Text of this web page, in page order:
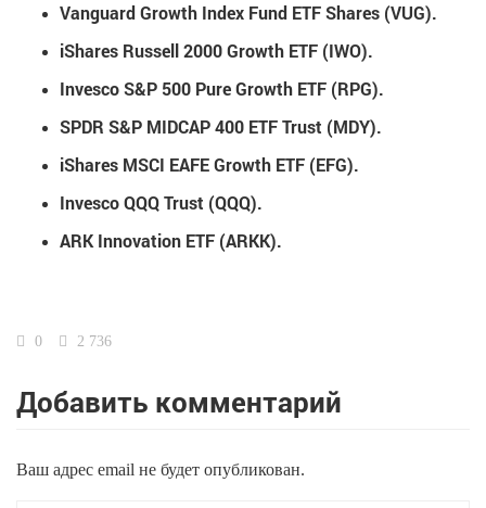
Vanguard Growth Index Fund ETF Shares (VUG).
iShares Russell 2000 Growth ETF (IWO).
Invesco S&P 500 Pure Growth ETF (RPG).
SPDR S&P MIDCAP 400 ETF Trust (MDY).
iShares MSCI EAFE Growth ETF (EFG).
Invesco QQQ Trust (QQQ).
ARK Innovation ETF (ARKK).
0 2 736
Добавить комментарий
Ваш адрес email не будет опубликован.